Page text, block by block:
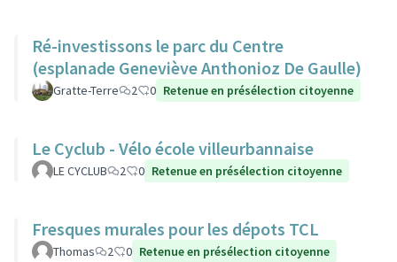
Ré-investissons le parc du Centre
(esplanade Geneviève Anthonioz De Gaulle)
Gratte-Terre 2 0 Retenue en présélection citoyenne
Le Cyclub - Vélo école villeurbannaise
LE CYCLUB 2 0 Retenue en présélection citoyenne
Fresques murales pour les dépots TCL
Thomas 2 0 Retenue en présélection citoyenne